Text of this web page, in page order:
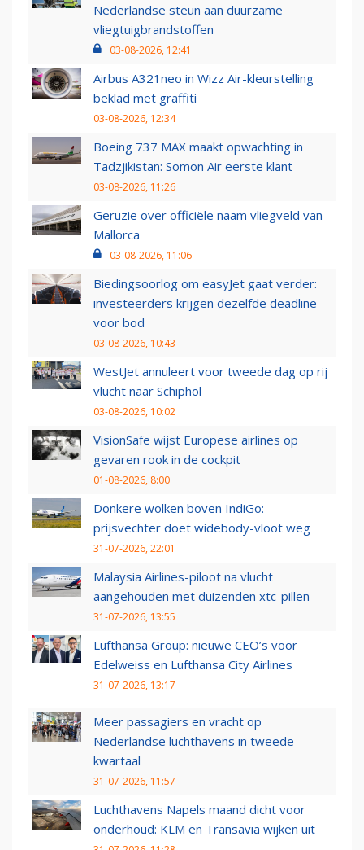
Nederlandse steun aan duurzame
vliegtuigbrandstoffen
03-08-2026, 12:41
Airbus A321neo in Wizz Air-kleurstelling
beklad met graffiti
03-08-2026, 12:34
Boeing 737 MAX maakt opwachting in
Tadzjikistan: Somon Air eerste klant
03-08-2026, 11:26
Geruzie over officiële naam vliegveld van
Mallorca
03-08-2026, 11:06
Biedingsoorlog om easyJet gaat verder:
investeerders krijgen dezelfde deadline
voor bod
03-08-2026, 10:43
WestJet annuleert voor tweede dag op rij
vlucht naar Schiphol
03-08-2026, 10:02
VisionSafe wijst Europese airlines op
gevaren rook in de cockpit
01-08-2026, 8:00
Donkere wolken boven IndiGo:
prijsvechter doet widebody-vloot weg
31-07-2026, 22:01
Malaysia Airlines-piloot na vlucht
aangehouden met duizenden xtc-pillen
31-07-2026, 13:55
Lufthansa Group: nieuwe CEO’s voor
Edelweiss en Lufthansa City Airlines
31-07-2026, 13:17
Meer passagiers en vracht op
Nederlandse luchthavens in tweede
kwartaal
31-07-2026, 11:57
Luchthavens Napels maand dicht voor
onderhoud: KLM en Transavia wijken uit